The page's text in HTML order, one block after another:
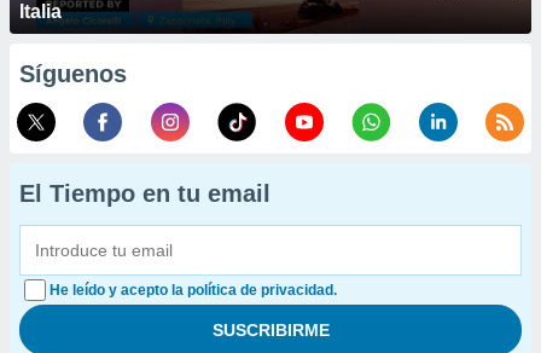
Italia
Síguenos
El Tiempo en tu email
He leído y acepto la política de privacidad.